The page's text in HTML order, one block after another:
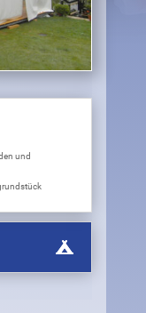
und